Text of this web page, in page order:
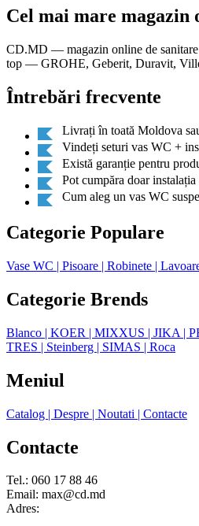
Cel mai mare magazin
CD.MD — magazin online de sanitare
top — GROHE, Geberit, Duravit,
Întrebări frecvente
Livrați în toată Moldova
Vindeți seturi vas WC +
Există garanție pentru
Pot cumpăra doar
Cum aleg un vas WC
Categorie Populare
Vase WC | Pisoare | Robinete |
Categorie Brends
Blanco | KOER | MIXXUS | JIKA |
TRES | Steinberg | SIMAS | Roca
Meniul
Catalog | Despre | Noutati | Contacte
Contacte
Tel.: 060 17 88 46
Email: max@cd.md
Adres: